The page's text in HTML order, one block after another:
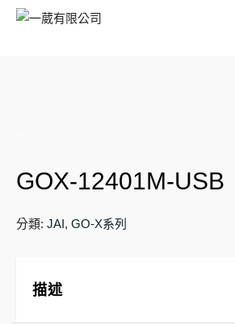
GOX-12401M-USB
分類: JAI, GO-X系列
描述